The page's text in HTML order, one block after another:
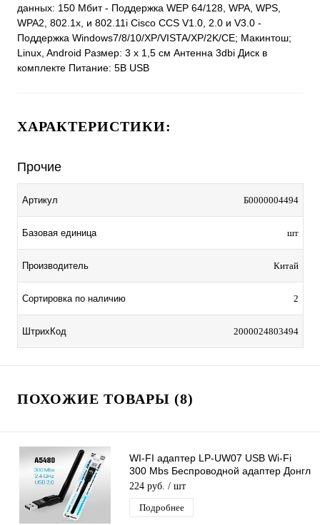
данных: 150 Мбит - Поддержка WEP 64/128, WPA, WPS,
WPA2, 802.1x, и 802.11i Cisco CCS V1.0, 2.0 и V3.0 -
Поддержка Windows7/8/10/XP/VISTA/XP/2K/CE; Макинтош;
Linux, Android Размер: 3 х 1,5 см Антенна 3dbi Диск в
комплекте Питание: 5В USB
ХАРАКТЕРИСТИКИ:
Прочие
Артикул Б0000004494
Базовая единица шт
Производитель Китай
Сортировка по наличию 2
ШтрихКод 2000024803494
ПОХОЖИЕ ТОВАРЫ (8)
WI-FI адаптер LP-UW07 USB Wi-Fi
300 Mbs Беспроводной адаптер Донгл
с антенной MTK7601
224 руб. / шт
Подробнее